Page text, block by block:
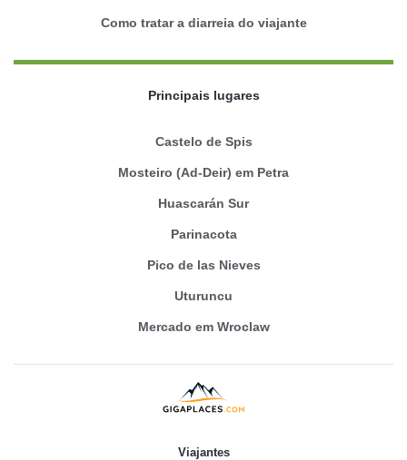
Como tratar a diarreia do viajante
Principais lugares
Castelo de Spis
Mosteiro (Ad-Deir) em Petra
Huascarán Sur
Parinacota
Pico de las Nieves
Uturuncu
Mercado em Wroclaw
Viajantes